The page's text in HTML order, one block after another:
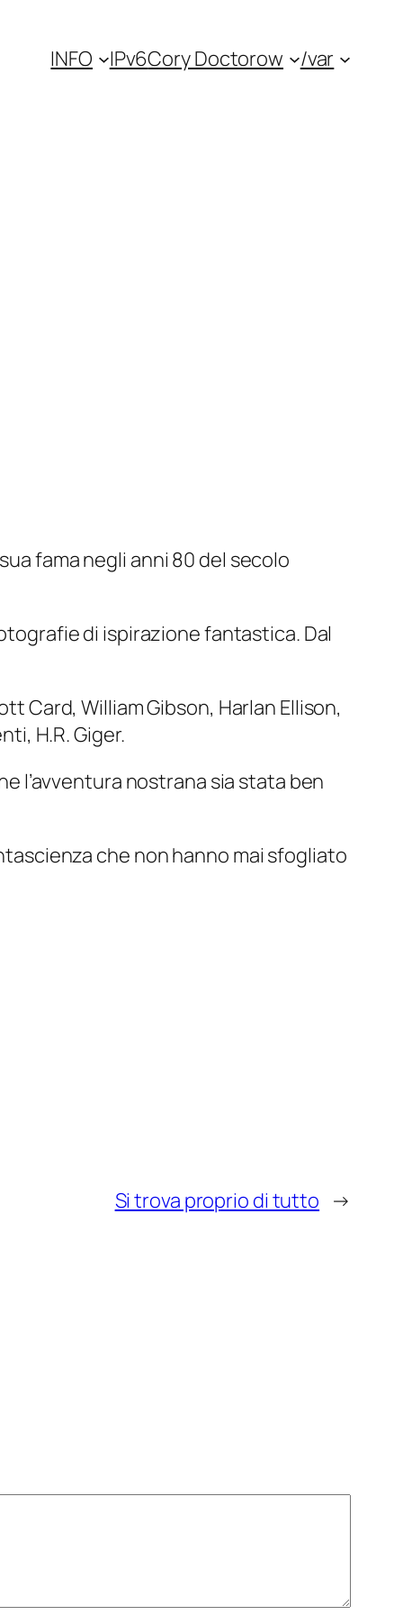
INFO IPv6Cory Doctorow /var
fama negli anni 80 del secolo
di ispirazione fantastica. Dal
Card, William Gibson, Harlan Ellison,
H.R. Giger.
l’avventura nostrana sia stata ben
che non hanno mai sfogliato
Si trova proprio di tutto →